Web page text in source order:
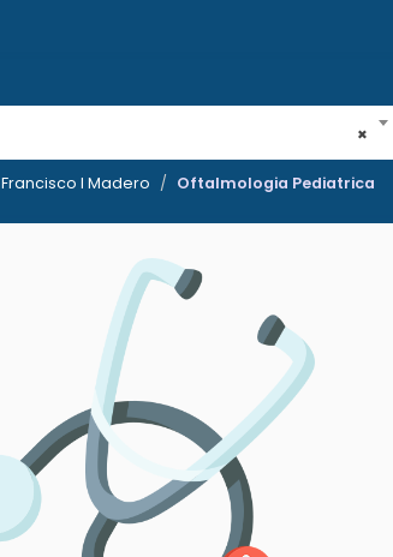
×
Francisco I Madero Oftalmologia Pediatrica